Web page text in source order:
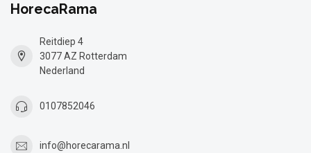
HorecaRama
Reitdiep 4
3077 AZ Rotterdam
Nederland
0107852046
info@horecarama.nl